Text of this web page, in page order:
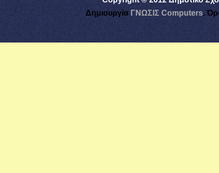
Δημιουργία ΓΝΩΣΙΣ Computers.